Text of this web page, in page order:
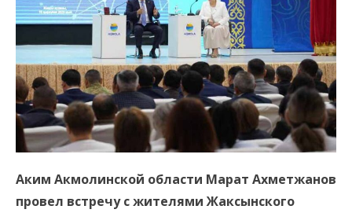
Аким Акмолинской области Марат Ахметжанов
провел встречу с жителями Жаксынского